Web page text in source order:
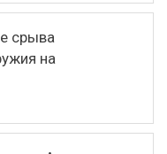
срыва
на